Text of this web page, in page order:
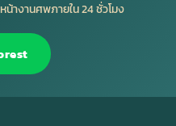
างานศพภายใน 24 ชั่วโมง